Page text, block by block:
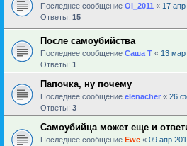
Последнее сообщение Ol_2011 « 17
Ответы: 15
После самоубийства
Последнее сообщение Саша Т « 13 мар
Ответы: 1
Папочка, ну почему
Последнее сообщение elenacher « 26
Ответы: 3
Самоубийца может еще и
Последнее сообщение Ewe « 09 апр